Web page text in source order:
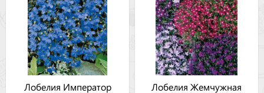
Лобелия Император
Лобелия Жемчужная